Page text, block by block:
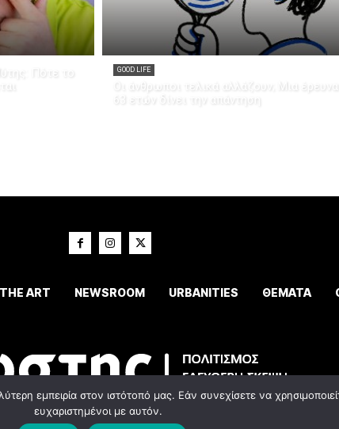
Πότε το
GOOD LIFE
Οι άνθρωποι τελικά αλλάζουν; Μια έρευνα
63 ετών δίνει την απάντηση
ART NEWSROOM URBANITIES ΘΕΜΑΤΑ
εμπειρία στον ιστότοπό μας. Εάν συνεχίσετε να
ευχαριστημένοι με αυτόν.